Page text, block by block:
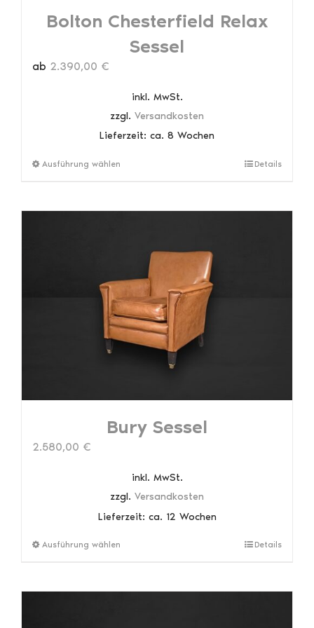
Bolton Chesterfield Relax
Sessel
ab 2.390,00 €
inkl. MwSt.
zzgl. Versandkosten
Lieferzeit: ca. 8 Wochen
Ausführung wählen
mehrere
Die
Optionen
können
auf
der
Produktseite
gewählt
Details
Bury Sessel
2.580,00 €
inkl. MwSt.
zzgl. Versandkosten
Lieferzeit: ca. 12 Wochen
Ausführung wählen
mehrere
Details